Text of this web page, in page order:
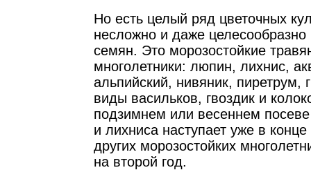
Но есть целый ряд цветочных
несложно и даже
семян. Это морозостойкие
многолетники: люпин, лихнис,
альпийский, нивяник, пиретрум,
виды васильков, гвоздик и
подзимнем или весеннем
и лихниса наступает уже в
других морозостойких
на второй год.